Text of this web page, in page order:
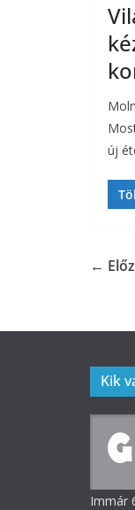
új
←
Kik
Immár